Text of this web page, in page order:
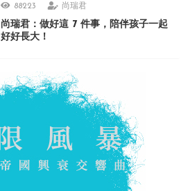
88223 尚瑞君
尚瑞君：做好這 7 件事，陪伴孩子一起
好好長大！